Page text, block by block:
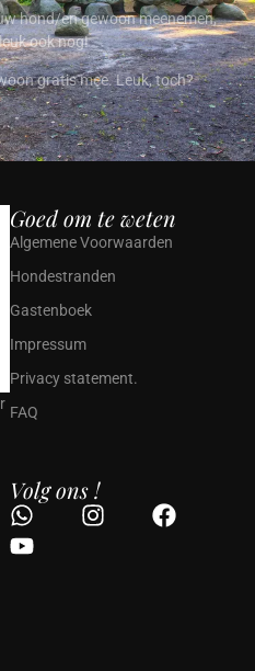
hond/en gewoon meenemen,
ook nog!
gratis mee. Leuk, toch?
Goed om te weten
Algemene Voorwaarden
Hondestranden
Gastenboek
Impressum
Privacy statement.
FAQ
Volg ons !